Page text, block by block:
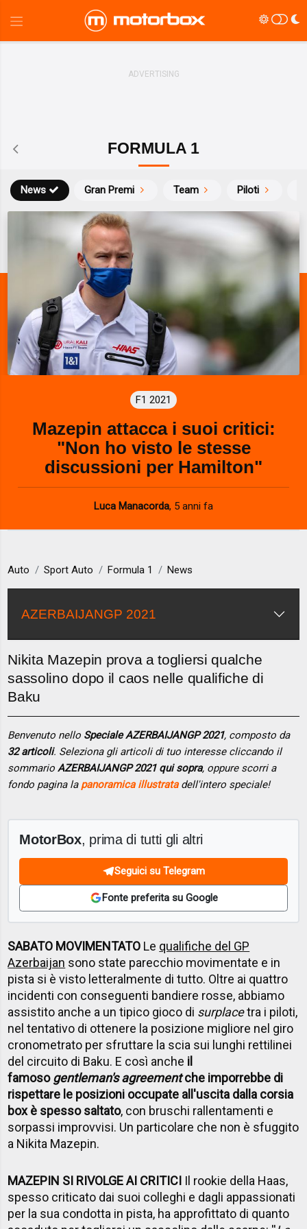
FORMULA 1
News Gran Premi Team Piloti
F1 2021
Mazepin attacca i suoi critici:
"Non ho visto le stesse
discussioni per Hamilton"
Luca Manacorda, 5 anni fa
Auto Sport Auto Formula 1 News
AZERBAIJANGP 2021
Nikita Mazepin prova a togliersi qualche
sassolino dopo il caos nelle qualifiche di
Baku
Benvenuto nello Speciale AZERBAIJANGP 2021, composto da
32 articoli. Seleziona gli articoli di tuo interesse cliccando il
sommarioAZERBAIJANGP 2021 qui sopra, oppure scorri a
fondo pagina la panoramica illustratadell'intero speciale!
MotorBox, prima di tutti gli altri
Seguici su Telegram
Fonte preferita su Google
SABATO MOVIMENTATO Le qualifiche del GP
Azerbaijan sono state parecchio movimentate e in
pista si è visto letteralmente di tutto. Oltre ai quattro
incidenti con conseguenti bandiere rosse, abbiamo
assistito anche a un tipico gioco di surplacetra i piloti,
nel tentativo di ottenere la posizione migliore nel giro
cronometrato per sfruttare la scia sui lunghi rettilinei
del circuito di Baku. E così anche il
famosogentleman's agreementche imporrebbe di
rispettare le posizioni occupate all'uscita dalla corsia
box è spesso saltato, con bruschi rallentamenti e
sorpassi improvvisi. Un particolare che non è sfuggito
a Nikita Mazepin.
MAZEPIN SI RIVOLGE AI CRITICI Il rookie della Haas,
spesso criticato dai suoi colleghi e dagli appassionati
per la sua condotta in pista, ha approfittato di quanto